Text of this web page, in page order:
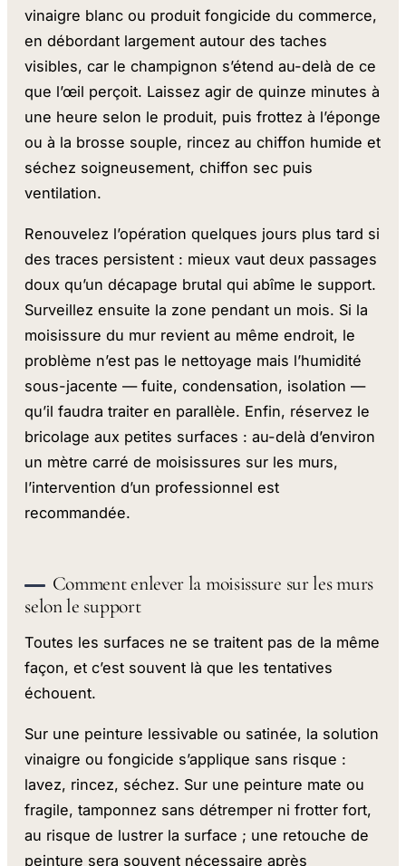
vinaigre blanc ou produit fongicide du commerce,
en débordant largement autour des taches
visibles, car le champignon s’étend au-delà de ce
que l’œil perçoit. Laissez agir de quinze minutes à
une heure selon le produit, puis frottez à l’éponge
ou à la brosse souple, rincez au chiffon humide et
séchez soigneusement, chiffon sec puis
ventilation.
Renouvelez l’opération quelques jours plus tard si
des traces persistent : mieux vaut deux passages
doux qu’un décapage brutal qui abîme le support.
Surveillez ensuite la zone pendant un mois. Si la
moisissure du mur revient au même endroit, le
problème n’est pas le nettoyage mais l’humidité
sous-jacente — fuite, condensation, isolation —
qu’il faudra traiter en parallèle. Enfin, réservez le
bricolage aux petites surfaces : au-delà d’environ
un mètre carré de moisissures sur les murs,
l’intervention d’un professionnel est
recommandée.
Comment enlever la moisissure sur les murs
selon le support
Toutes les surfaces ne se traitent pas de la même
façon, et c’est souvent là que les tentatives
échouent.
Sur une peinture lessivable ou satinée, la solution
vinaigre ou fongicide s’applique sans risque :
lavez, rincez, séchez. Sur une peinture mate ou
fragile, tamponnez sans détremper ni frotter fort,
au risque de lustrer la surface ; une retouche de
peinture sera souvent nécessaire après